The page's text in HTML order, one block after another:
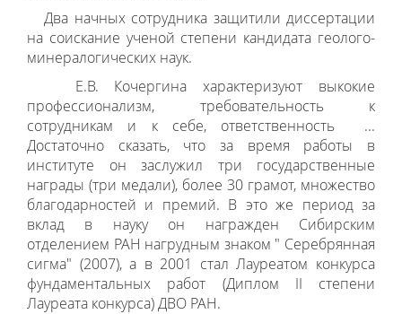
Два начных сотрудника защитили диссертации
на соискание ученой степени кандидата геолого-
минералогических наук.
Е.В. Кочергина характеризуют выкокие
профессионализм, требовательность к
сотрудникам и к себе, ответственность ...
Достаточно сказать, что за время работы в
институте он заслужил три государственные
награды (три медали), более 30 грамот, множество
благодарностей и премий. В это же период за
вклад в науку он награжден Сибирским
отделением РАН нагрудным знаком " Серебрянная
сигма" (2007), а в 2001 стал Лауреатом конкурса
фундаментальных работ (Диплом II степени
Лауреата конкурса) ДВО РАН.